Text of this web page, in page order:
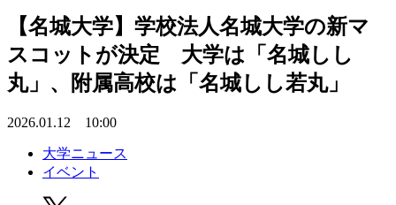
【名城大学】学校法人名城大学の新マ
スコットが決定 大学は「名城しし
丸」、附属高校は「名城しし若丸」
2026.01.12 10:00
大学ニュース
イベント